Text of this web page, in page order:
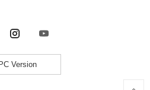
Version